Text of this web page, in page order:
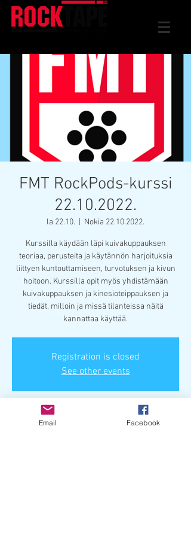
FMT RockPods-kurssi
22.10.2022.
la 22.10. Nokia 22.10.2022.
Kurssilla käydään läpi kuivakuppauksen
teoriaa, perusteita ja käytännön harjoituksia
liittyen kuntouttamiseen, turvotuksen ja kivun
hoitoon. Kurssilla opit myös yhdistämään
kuivakuppauksen ja kinesioteippauksen ja
tiedät, milloin ja missä tilanteissa näitä
kannattaa käyttää.
Registration is closed
See other events
Paikka & aika
Email Facebook